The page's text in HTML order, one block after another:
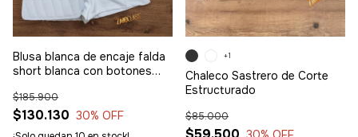
Blusa blanca de encaje falda
short blanca con botones
$130.130
$185.900
30% OFF
Chaleco Sastrero de Corte
Estructurado
$85.000
+1